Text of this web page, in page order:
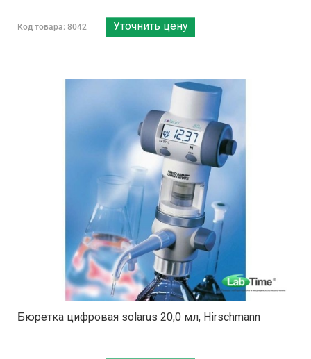
Код товара: 8042 Уточнить цену
Бюретка цифровая solarus 20,0 мл, Hirschmann